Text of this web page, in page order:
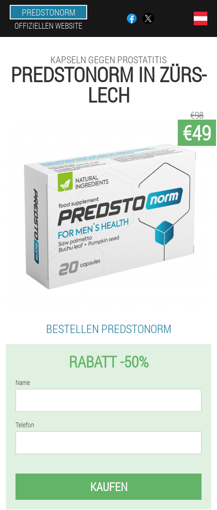
PREDSTONORM
OFFIZIELLEN WEBSITE
KAPSELN GEGEN PROSTATITIS
PREDSTONORM IN ZÜRS-
LECH
€49
€98
BESTELLEN PREDSTONORM
RABATT -50%
Name
Telefon
KAUFEN